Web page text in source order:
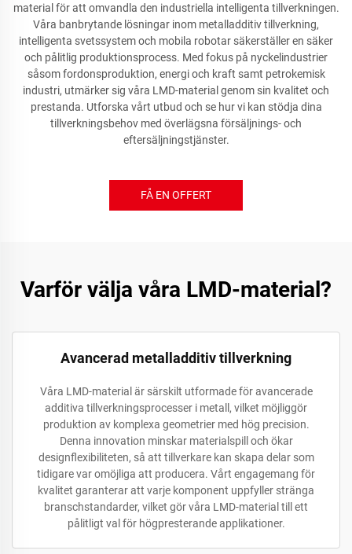
material för att omvandla den industriella intelligenta tillverkningen.
Våra banbrytande lösningar inom metalladditiv tillverkning,
intelligenta svetssystem och mobila robotar säkerställer en säker
och pålitlig produktionsprocess. Med fokus på nyckelindustrier
såsom fordonsproduktion, energi och kraft samt petrokemisk
industri, utmärker sig våra LMD-material genom sin kvalitet och
prestanda. Utforska vårt utbud och se hur vi kan stödja dina
tillverkningsbehov med överlägsna försäljnings- och
eftersäljningstjänster.
FÅ EN OFFERT
Varför välja våra LMD-material?
Avancerad metalladditiv tillverkning
Våra LMD-material är särskilt utformade för avancerade
additiva tillverkningsprocesser i metall, vilket möjliggör
produktion av komplexa geometrier med hög precision.
Denna innovation minskar materialspill och ökar
designflexibiliteten, så att tillverkare kan skapa delar som
tidigare var omöjliga att producera. Vårt engagemang för
kvalitet garanterar att varje komponent uppfyller stränga
branschstandarder, vilket gör våra LMD-material till ett
pålitligt val för högpresterande applikationer.